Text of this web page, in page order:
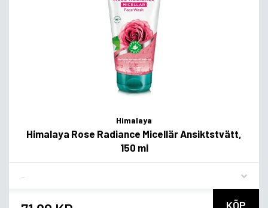
Himalaya
Himalaya Rose Radiance Micellär Ansiktstvätt,
150 ml
KÖP